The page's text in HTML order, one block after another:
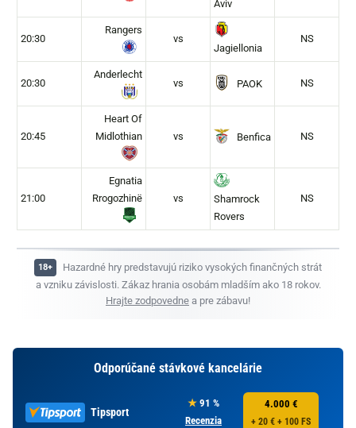
Aviv
20:30
Rangers
vs
Jagiellonia
NS
20:30
Anderlecht
vs PAOK NS
20:45
Heart Of
Midlothian
vs Benfica NS
21:00
Egnatia
Rrogozhinë
vs
Shamrock
Rovers
NS
Hazardné hry predstavujú riziko vysokých finančných strát
a vzniku závislosti. Zákaz hrania osobám mladším ako 18 rokov.
Hrajte zodpovedne a pre zábavu!
Odporúčané stávkové kancelárie
Tipsport
91 %
Recenzia
4.000 €
+ 20 € + 100 FS